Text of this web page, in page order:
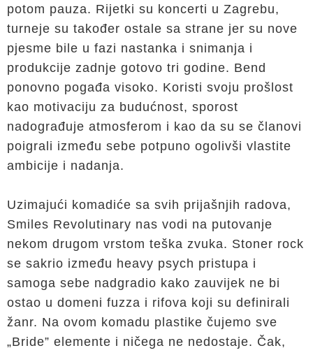
potom pauza. Rijetki su koncerti u Zagrebu,
turneje su također ostale sa strane jer su nove
pjesme bile u fazi nastanka i snimanja i
produkcije zadnje gotovo tri godine. Bend
ponovno pogađa visoko. Koristi svoju prošlost
kao motivaciju za budućnost, sporost
nadograđuje atmosferom i kao da su se članovi
poigrali između sebe potpuno ogolivši vlastite
ambicije i nadanja.
Uzimajući komadiće sa svih prijašnjih radova,
Smiles Revolutinary nas vodi na putovanje
nekom drugom vrstom teška zvuka. Stoner rock
se sakrio između heavy psych pristupa i
samoga sebe nadgradio kako zauvijek ne bi
ostao u domeni fuzza i rifova koji su definirali
žanr. Na ovom komadu plastike čujemo sve
„Bride” elemente i ničega ne nedostaje. Čak,